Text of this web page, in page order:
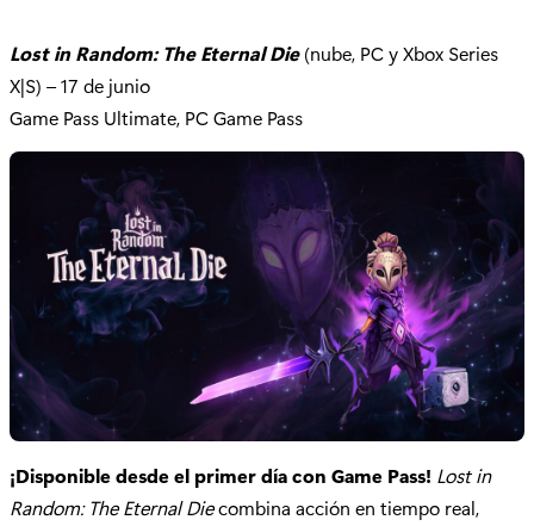
Lost in Random: The Eternal Die(nube, PC y Xbox Series
X|S) – 17 de junio
Game Pass Ultimate, PC Game Pass
¡Disponible desde el primer día con Game Pass! Lost in
Random: The Eternal Diecombina acción en tiempo real,